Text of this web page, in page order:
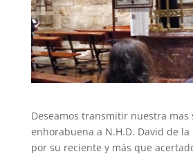
Deseamos transmitir nuestra mas
enhorabuena a N.H.D. David de la
por su reciente y más que